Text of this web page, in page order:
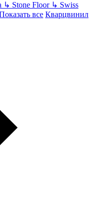
↳ Stone Floor ↳ Swiss
все Кварцвинил